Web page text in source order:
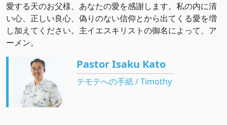
愛する天のお父様、あなたの愛を感謝します。私の内に清
い心、正しい良心、偽りのない信仰とから出てくる愛を増
し加えてください。主イエスキリストの御名によって、ア
ーメン。
Pastor Isaku Kato
テモテへの手紙 / Timothy